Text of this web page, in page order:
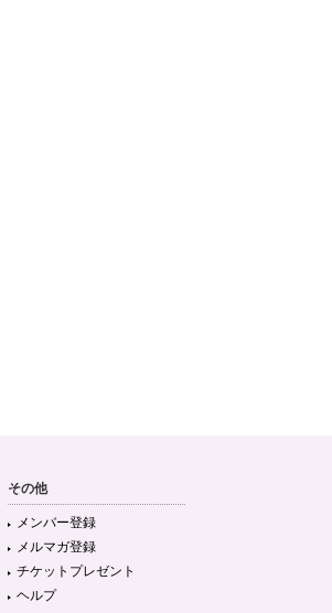
その他
メンバー登録
メルマガ登録
チケットプレゼント
ヘルプ